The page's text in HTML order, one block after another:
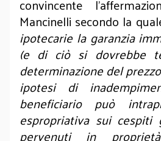
convincente
Mancinelli secondo la
ipotecarie la garanzia
(e di ciò si dovrebbe
determinazione del
ipotesi di
beneficiario può
espropriativa sui cespiti
pervenuti in proprietà